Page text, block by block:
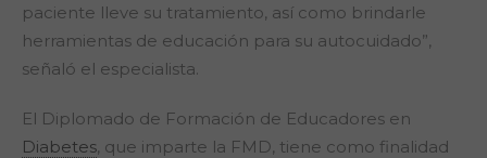
paciente lleve su tratamiento, así como brindarle
herramientas de educación para su autocuidado”,
señaló el especialista.
El Diplomado de Formación de Educadores en
Diabetes, que imparte la FMD, tiene como finalidad